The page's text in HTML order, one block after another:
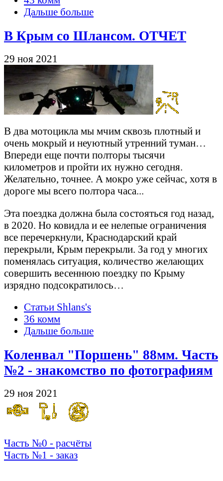
Дальше больше
В Крым со Шлансом. ОТЧЕТ
29 ноя 2021
В два мотоцикла мы мчим сквозь плотный и
очень мокрый и неуютный утренний туман…
Впереди еще почти полторы тысячи
километров и пройти их нужно сегодня.
Желательно, точнее. А мокро уже сейчас, хотя в
дороге мы всего полтора часа...
Эта поездка должна была состояться год назад,
в 2020. Но ковидла и ее нелепые ограничения
все перечеркнули, Краснодарский край
перекрыли, Крым перекрыли. За год у многих
поменялась ситуация, количество желающих
совершить весеннюю поездку по Крыму
изрядно подсократилось…
Статьи Shlans's
36 комм
Дальше больше
Коленвал "Поршень" 88мм. Часть
№2 - знакомство по фотографиям
29 ноя 2021
Часть №0 - расчёты
Часть №1 - заказ